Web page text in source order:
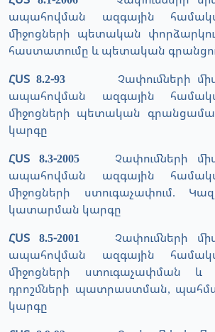
ապահովման ազգային
միջոցների պետական
հաստատումը և պետական
ՀՍՏ 8.2-93 Չափումների
ապահովման ազգային
միջոցների պետական
կարգը
ՀՍՏ 8.3-2005 Չափումների
ապահովման ազգային
միջոցների ստուգաչափում.
կատարման կարգը
ՀՍՏ 8.5-2001 Չափումների
ապահովման ազգային
միջոցների ստուգաչափման և
դրոշմների պատրաստման,
կարգը